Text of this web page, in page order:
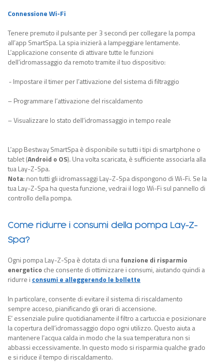
Connessione Wi-Fi
Tenere premuto il pulsante per 3 secondi per collegare la pompa
all’app SmartSpa. La spia inizierà a lampeggiare lentamente.
L’applicazione consente di attivare tutte le funzioni
dell’idromassaggio da remoto tramite il tuo dispositivo:
-Impostare il timer per l’attivazione del sistema di filtraggio
– Programmare l’attivazione del riscaldamento
– Visualizzare lo stato dell’idromassaggio in tempo reale
L’app Bestway SmartSpa è disponibile su tutti i tipi di smartphone o
tablet (Android o OS). Una volta scaricata, è sufficiente associarla alla
tua Lay-Z-Spa.
Nota: non tutti gli idromassaggi Lay-Z-Spa dispongono di Wi-Fi. Se la
tua Lay-Z-Spa ha questa funzione, vedrai il logo Wi-Fi sul pannello di
controllo della pompa.
Come ridurre i consumi della pompa Lay-Z-
Spa?
Ogni pompa Lay-Z-Spa è dotata di unafunzione di risparmio
energetico che consente di ottimizzare i consumi, aiutando quindi a
ridurre i consumi e alleggerendo le bollette
In particolare, consente di evitare il sistema di riscaldamento
sempre acceso, pianificando gli orari di accensione.
E’ essenziale pulire quotidianamente il filtro a cartuccia e posizionare
la copertura dell’idromassaggio dopo ogni utilizzo. Questo aiuta a
mantenere l’acqua calda in modo che la sua temperatura non si
abbassi eccessivamente. In questo modo si risparmia qualche grado
e si riduce il tempo di riscaldamento.